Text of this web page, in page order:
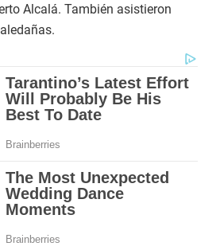
Alcalá. También asistieron